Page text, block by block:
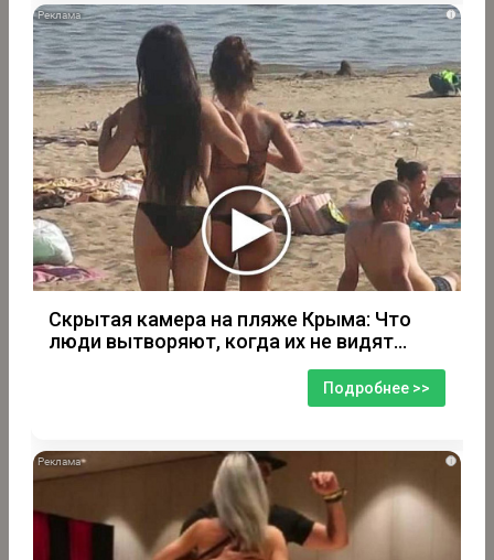
i
Скрытая камера на пляже Крыма: Что
люди вытворяют, когда их не видят...
Подробнее >>
i